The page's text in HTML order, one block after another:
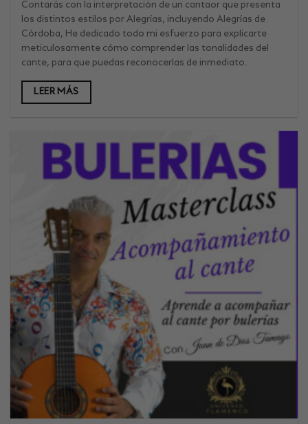
Contarás con la interpretación de un cantaor que presenta
los distintos estilos por Alegrías, incluyendo Alegrías de
Córdoba, He dedicado todo mi esfuerzo para explicarte
meticulosamente cómo comprender las tonalidades del
cante, para que puedas reconocerlas de inmediato.
LEER MÁS